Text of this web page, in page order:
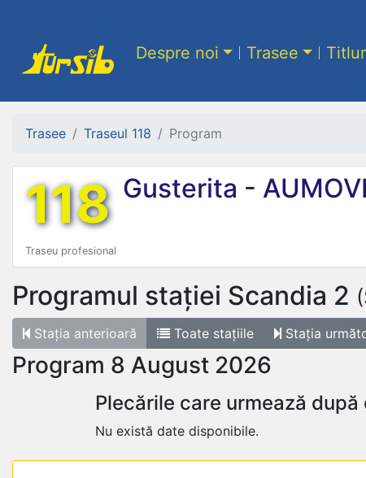
Despre noi Trasee
Trasee Traseul 118 Program
118 Gusterita -
Traseu profesional
Programul stației Scandia 2
Stația anterioară Toate stațiile Stația
Program 8 August 2026
Plecările care urmează după
Nu există date disponibile.